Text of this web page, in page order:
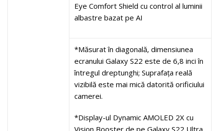
Eye Comfort Shield cu control al luminii
albastre bazat pe AI
*Măsurat în diagonală, dimensiunea
ecranului Galaxy S22 este de 6,8 inci în
întregul dreptunghi; Suprafața reală
vizibilă este mai mică datorită orificiului
camerei.
*Display-ul Dynamic AMOLED 2X cu
Vision Booster de pe Galaxy S22 Ultra